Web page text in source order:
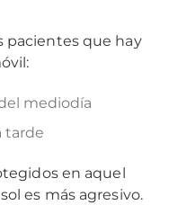
pacientes que hay
mediodía
tarde
en aquel
es más agresivo.